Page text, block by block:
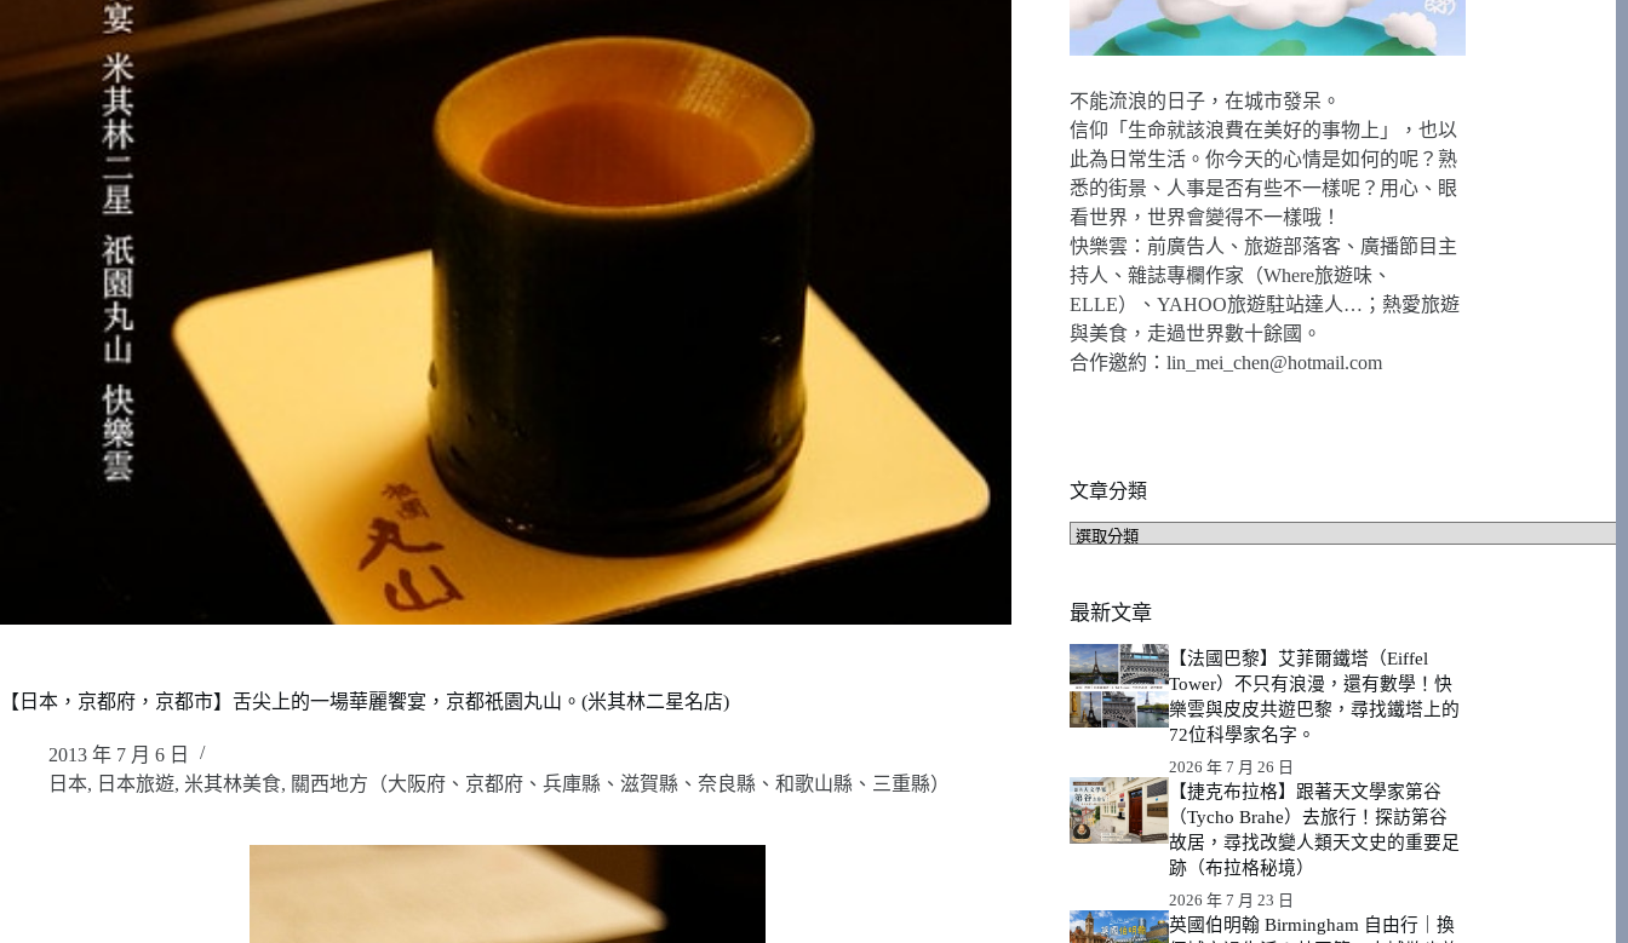
【日本，京都府，京都市】舌尖上的一場華麗饗宴，京都祇園丸山。(米其林二星名店)
2013 年 7 月 6 日
日本, 日本旅遊, 米其林美食, 關西地方（大阪府、京都府、兵庫縣、滋賀縣、奈良縣、和歌山縣、三重縣）
不能流浪的日子，在城市發呆。
信仰「生命就該浪費在美好的事物上」，也以
此為日常生活。你今天的心情是如何的呢？熟
悉的街景、人事是否有些不一樣呢？用心、眼
看世界，世界會變得不一樣哦！
快樂雲：前廣告人、旅遊部落客、廣播節目主
持人、雜誌專欄作家（Where旅遊味、
ELLE）、YAHOO旅遊駐站達人…；熱愛旅遊
與美食，走過世界數十餘國。
合作邀約：lin_mei_chen@hotmail.com
文章分類
文
類
最新文章
【法國巴黎】艾菲爾鐵塔（Eiffel
Tower）不只有浪漫，還有數學！快
樂雲與皮皮共遊巴黎，尋找鐵塔上的
72位科學家名字。
2026 年 7 月 26 日
【捷克布拉格】跟著天文學家第谷
（Tycho Brahe）去旅行！探訪第谷
故居，尋找改變人類天文史的重要足
跡（布拉格秘境）
2026 年 7 月 23 日
英國伯明翰 Birmingham 自由行｜換